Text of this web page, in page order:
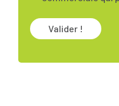
Valider !